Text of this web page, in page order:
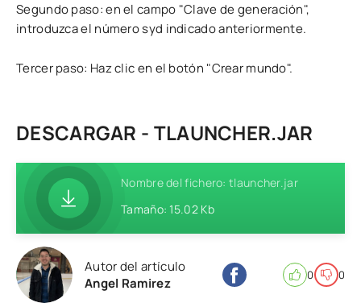
Segundo paso: en el campo "Clave de generación",
introduzca el número syd indicado anteriormente.
Tercer paso: Haz clic en el botón "Crear mundo".
DESCARGAR - TLAUNCHER.JAR
Nombre del fichero: tlauncher.jar
Tamaño: 15.02 Kb
Autor del artículo
Angel Ramirez
0 0